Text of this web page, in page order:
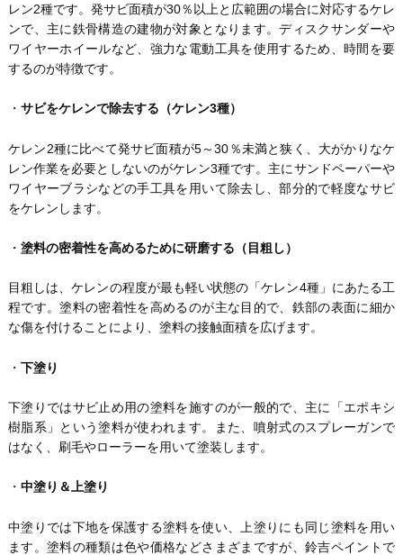
レン2種です。発サビ面積が30％以上と広範囲の場合に対応するケレ
ンで、主に鉄骨構造の建物が対象となります。ディスクサンダーや
ワイヤーホイールなど、強力な電動工具を使用するため、時間を要
するのが特徴です。
・ サビをケレンで除去する（ケレン3種）
ケレン2種に比べて発サビ面積が5～30％未満と狭く、大がかりなケ
レン作業を必要としないのがケレン3種です。主にサンドペーパーや
ワイヤーブラシなどの手工具を用いて除去し、部分的で軽度なサビ
をケレンします。
・ 塗料の密着性を高めるために研磨する（目粗し）
目粗しは、ケレンの程度が最も軽い状態の「ケレン4種」にあたる工
程です。塗料の密着性を高めるのが主な目的で、鉄部の表面に細か
な傷を付けることにより、塗料の接触面積を広げます。
・ 下塗り
下塗りではサビ止め用の塗料を施すのが一般的で、主に「エポキシ
樹脂系」という塗料が使われます。また、噴射式のスプレーガンで
はなく、刷毛やローラーを用いて塗装します。
・ 中塗り＆上塗り
中塗りでは下地を保護する塗料を使い、上塗りにも同じ塗料を用い
ます。塗料の種類は色や価格などさまざまですが、鈴吉ペイントで